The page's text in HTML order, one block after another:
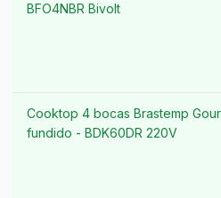
BFO4NBR Bivolt
Cooktop 4 bocas Brastemp
fundido - BDK60DR 220V